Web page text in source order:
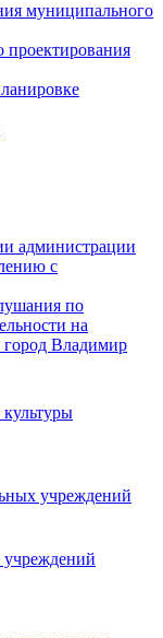
муниципального
проектирования
администрации
с
по
на
город Владимир
учреждений